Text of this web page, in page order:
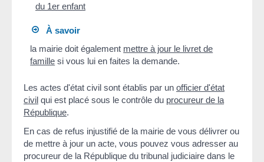
du 1er enfant
À savoir
la mairie doit également mettre à jour le livret de
famille si vous lui en faites la demande.
Les actes d'état civil sont établis par un officier d'état
civil qui est placé sous le contrôle du procureur de la
République.
En cas de refus injustifié de la mairie de vous délivrer ou
de mettre à jour un acte, vous pouvez vous adresser au
procureur de la République du tribunal judiciaire dans le